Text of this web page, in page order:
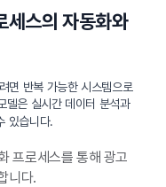
세스의 자동화와
면 반복 가능한 시스템으로
델은 실시간 데이터 분석과
있습니다.
프로세스를 통해 광고
니다.